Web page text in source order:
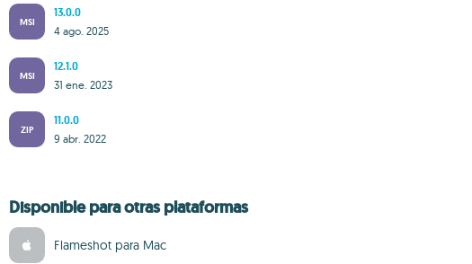
MSI
13.0.0
4 ago. 2025
MSI
12.1.0
31 ene. 2023
ZIP
11.0.0
9 abr. 2022
Disponible para otras plataformas
Flameshot para Mac